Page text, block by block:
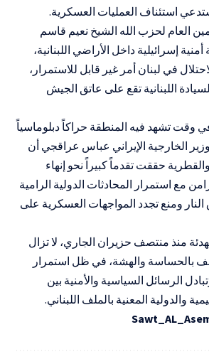
استئناف العمليات العسكرية.
العام لحزب الله الشيخ نعيم قاسم
إسرائيلية داخل الأراضي اللبنانية،
في لبنان أمر غير قابل للاستمرار،
اللبنانية تقع على عاتق الجيش
وقت تشهد فيه المنطقة حراكاً دبلوماسياً
الخارجية الإيراني عباس عراقجي أن
حققت تقدماً كبيراً نحو إنهاء
مع استمرار المحادثات الدولية الرامية
ومنع تجدد المواجهات العسكرية على
منذ منتصف حزيران الجاري، لا تزال
بالحساسة والهشة، في ظل استمرار
الرسائل السياسية والأمنية بين
والدولية المعنية بالملف اللبناني.